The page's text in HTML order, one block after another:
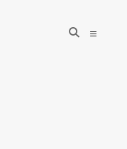
open
search
open